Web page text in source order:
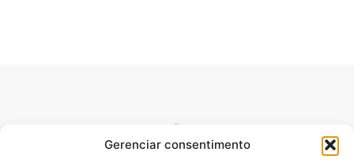
Gerenciar consentimento